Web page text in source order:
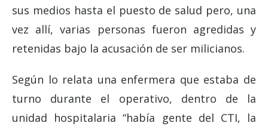
sus medios hasta el puesto de salud pero, una
vez allí, varias personas fueron agredidas y
retenidas bajo la acusación de ser milicianos.
Según lo relata una enfermera que estaba de
turno durante el operativo, dentro de la
unidad hospitalaria “había gente del CTI, la